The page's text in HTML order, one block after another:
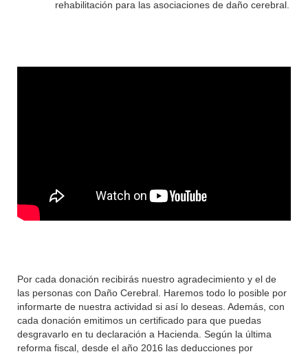
rehabilitación para las asociaciones de daño cerebral.
Por cada donación recibirás nuestro agradecimiento y el de
las personas con Daño Cerebral. Haremos todo lo posible por
informarte de nuestra actividad si así lo deseas. Además, con
cada donación emitimos un certificado para que puedas
desgravarlo en tu declaración a Hacienda. Según la última
reforma fiscal, desde el año 2016 las deducciones por